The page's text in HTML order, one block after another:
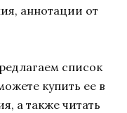
аннотации от
список
купить ее в
а также читать